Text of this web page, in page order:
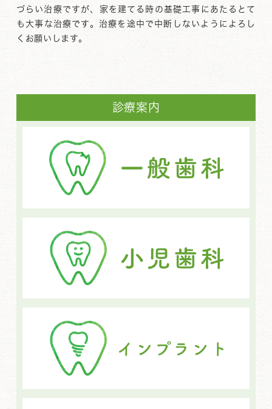
づらい治療ですが、家を建てる時の基礎工事にあたるとて
も大事な治療です。治療を途中で中断しないようによろし
くお願いします。
診療案内